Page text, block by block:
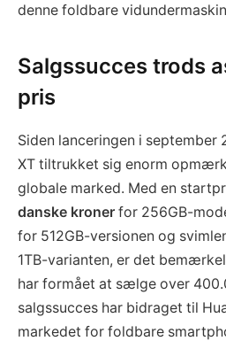
denne foldbare
Salgssucces trods
pris
Siden lanceringen i september
XT tiltrukket sig enorm
globale marked. Med en
danske kroner for 256GB-
for 512GB-versionen og
1TB-varianten, er det
har formået at sælge over
salgssucces har bidraget til
markedet for foldbare